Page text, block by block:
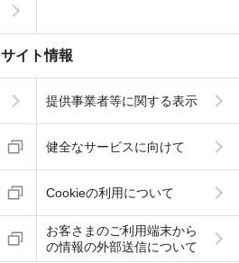
サイト情報
提供事業者等に関する表示
健全なサービスに向けて
Cookieの利用について
お客さまのご利用端末から
の情報の外部送信について